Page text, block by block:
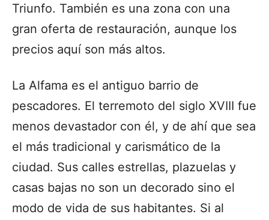
Triunfo. También es una zona con una
gran oferta de restauración, aunque los
precios aquí son más altos.
La Alfama es el antiguo barrio de
pescadores. El terremoto del siglo XVIII fue
menos devastador con él, y de ahí que sea
el más tradicional y carismático de la
ciudad. Sus calles estrellas, plazuelas y
casas bajas no son un decorado sino el
modo de vida de sus habitantes. Si al